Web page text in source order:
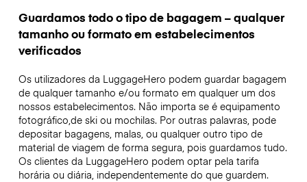
Guardamos todo o tipo de bagagem – qualquer
tamanho ou formato em estabelecimentos
verificados
Os utilizadores da LuggageHero podem guardar bagagem
de qualquer tamanho e/ou formato em qualquer um dos
nossos estabelecimentos. Não importa se é equipamento
fotográfico,de ski ou mochilas. Por outras palavras, pode
depositar bagagens, malas, ou qualquer outro tipo de
material de viagem de forma segura, pois guardamos tudo.
Os clientes da LuggageHero podem optar pela tarifa
horária ou diária, independentemente do que guardem.